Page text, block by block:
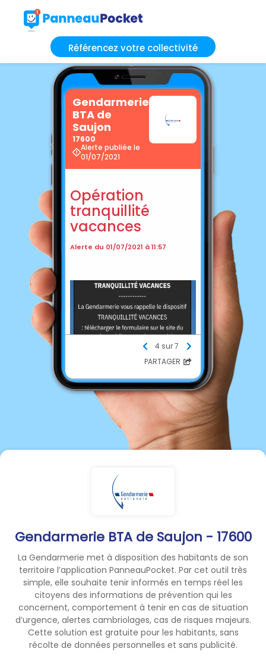
Référencez votre collectivité
Gendarmerie BTA de Saujon - 17600
La Gendarmerie met à disposition des habitants de son
territoire l’application PanneauPocket. Par cet outil très
simple, elle souhaite tenir informés en temps réel les
citoyens des informations de prévention qui les
concernent, comportement à tenir en cas de situation
d’urgence, alertes cambriolages, cas de risques majeurs.
Cette solution est gratuite pour les habitants, sans
récolte de données personnelles et sans publicité.
Gendarmerie
BTA de
Saujon
17600
Alerte publiée le
01/07/2021
Opération
tranquillité
vacances
Alerte du 01/07/2021 à 11:57
4 sur 7
PARTAGER